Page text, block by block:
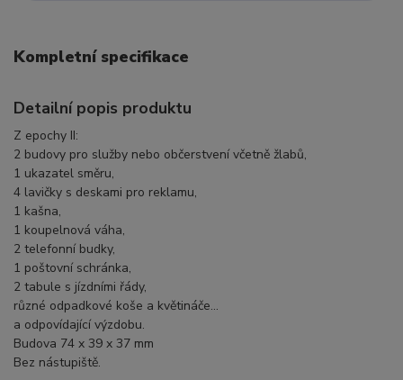
Kompletní specifikace
Detailní popis produktu
Z epochy II:
2 budovy pro služby nebo občerstvení včetně žlabů,
1 ukazatel směru,
4 lavičky s deskami pro reklamu,
1 kašna,
1 koupelnová váha,
2 telefonní budky,
1 poštovní schránka,
2 tabule s jízdními řády,
různé odpadkové koše a květináče...
a odpovídající výzdobu.
Budova 74 x 39 x 37 mm
Bez nástupiště.